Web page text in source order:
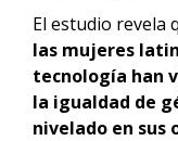
El estudio revela
las mujeres
tecnología han
la igualdad de
nivelado en sus